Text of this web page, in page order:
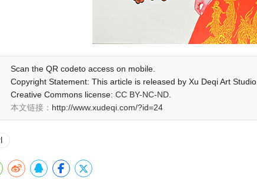
Scan the QR codeto access on mobile.
Copyright Statement: This article is released by Xu Deqi Art Studio.
Creative Commons license: CC BY-NC-ND
本文链接： http://www.xudeqi.com/?id=24